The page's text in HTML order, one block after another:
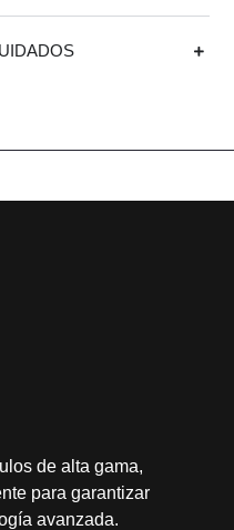
de alta gama,
para garantizar
avanzada.